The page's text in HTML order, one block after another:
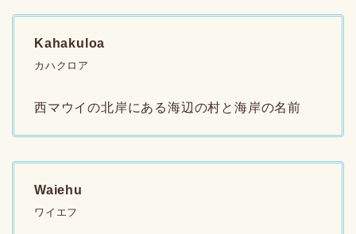
Kahakuloa
カハクロア
西マウイの北岸にある海辺の村と海岸の名前
Waiehu
ワイエフ